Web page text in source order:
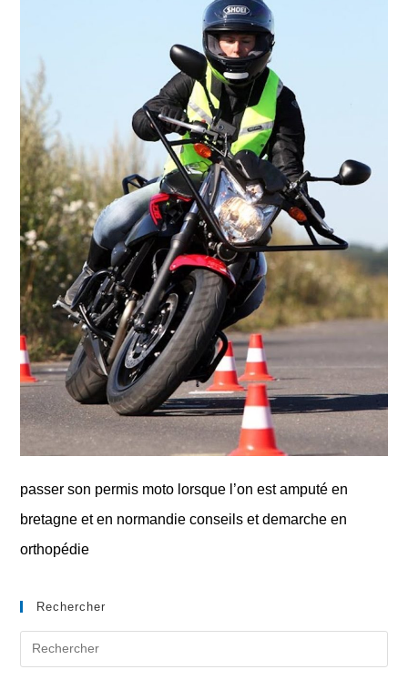
passer son permis moto lorsque l’on est amputé en
bretagne et en normandie conseils et demarche en
orthopédie
Rechercher